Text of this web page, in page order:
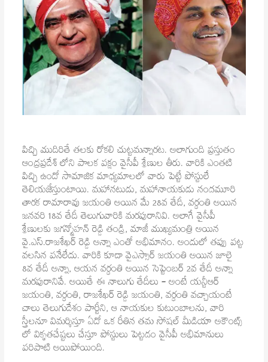
పిచ్చి ముదిరితే తలకు రోకలి చుట్టమన్నారట. అలాగుంది ప్రస్తుతం
ఆంద్రప్రదేశ్ లోని పాలక పక్షం వైసీపీ శ్రేణుల తీరు. వారికి ఎంతటి
పిచ్చి ఉందో సామాజిక మాధ్యమాలలో వారు పెట్టే పోస్టులే
తెలియజేస్తుంటాయి. మహానటుడు, మహానాయకుడు నందమూరి
తారక రామారావు జయంతి అయిన మే 28వ తేదీ, వర్ధంతి అయిన
జనవరి 18వ తేదీ తెలుగువారికి మరపురానివి. అలాగే వైసీపీ
శ్రేణులకు జగన్మోహన్ రెడ్డి తండ్రి, మాజీ ముఖ్యమంత్రి అయిన
వై.ఎస్.రాజశేఖర్ రెడ్డి అన్నా ఎంతో అభిమానం. అందులో తప్పు పట్ట
వలసిన పనేలేదు. వారికి కూడా వైఎస్సార్ జయంతి అయిన జూలై
8వ తేదీ అన్నా, ఆయన వర్ధంతి అయిన సెప్టెంబర్ 2వ తేదీ అన్నా
మరపురానివే. అయితే ఈ నాలుగు తేదీలు – అంటే యన్టీఆర్
జయంతి, వర్ధంతి, రాజశేఖర్ రెడ్డి జయంతి, వర్ధంతి వచ్చాయంటే
చాలు తెలుగుదేశం పార్టీని, ఆ నాయకుల కుటుంబాలను, వారి
స్త్రీలనూ విమర్శిస్తూ ఏదో ఒక రీతిన తమ సోషల్ మీడియా అకౌంట్స్
లో వికృతచేష్టలు చేస్తూ పోస్టులు పెట్టడం వైసీపీ అభిమానులు
పరిపాటి అయిపోయింది.